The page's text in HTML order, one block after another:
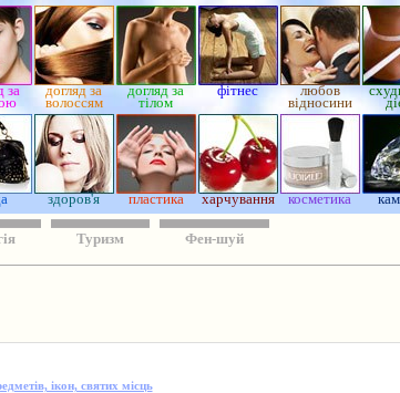
за догляд за
волоссям
догляд за
тілом
фітнес любов
відносини
здоров'я пластика харчування косметика
Туризм Фен-шуй
ікон, святих місць